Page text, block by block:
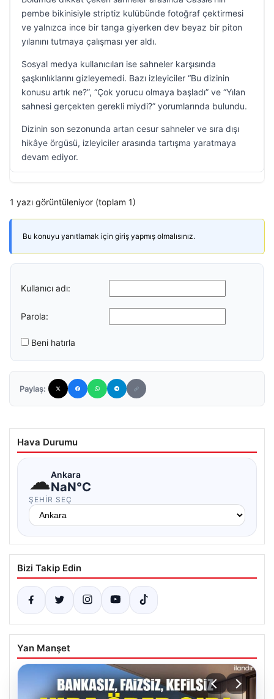
pembe bikinisiyle striptiz kulübünde fotoğraf çektirmesi
ve yalnızca ince bir tanga giyerken dev beyaz bir piton
yılanını tutmaya çalışması yer aldı.
Sosyal medya kullanıcıları ise sahneler karşısında
şaşkınlıklarını gizleyemedi. Bazı izleyiciler “Bu dizinin
konusu artık ne?”, “Çok yorucu olmaya başladı” ve “Yılan
sahnesi gerçekten gerekli miydi?” yorumlarında bulundu.
Dizinin son sezonunda artan cesur sahneler ve sıra dışı
hikâye örgüsü, izleyiciler arasında tartışma yaratmaya
devam ediyor.
1 yazı görüntüleniyor (toplam 1)
Bu konuyu yanıtlamak için giriş yapmış olmalısınız.
Kullanıcı adı:
Parola:
Beni hatırla
Paylaş:
Hava Durumu
☁Ankara
NaN°C
ŞEHIR SEÇ
Bizi Takip Edin
Yan Manşet